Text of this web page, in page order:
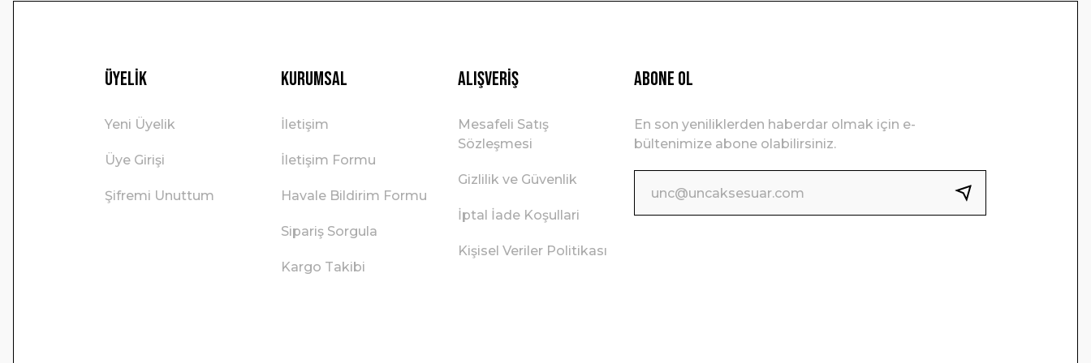
Üyelik
Yeni Üyelik
Üye Girişi
Şifremi Unuttum
Kurumsal
İletişim
İletişim Formu
Havale Bildirim Formu
Sipariş Sorgula
Kargo Takibi
Alışveriş
Mesafeli Satış
Sözleşmesi
Gizlilik ve Güvenlik
İptal İade Koşullari
Kişisel Veriler Politikası
ABONE OL
En son yeniliklerden haberdar olmak için e-
bültenimize abone olabilirsiniz.